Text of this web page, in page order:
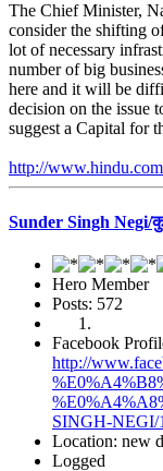
The Chief Minister,
consider the shifting
lot of necessary
number of big
here and it will be
decision on the issue
suggest a Capital for
http://
Sunder Singh Negi/
Hero Member
Posts: 572
Facebook
http://
SINGH-NEGI/
Location: new
Logged